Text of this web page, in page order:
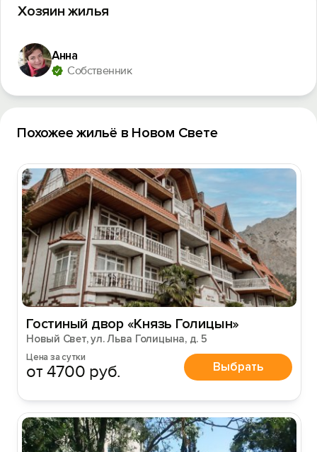
Хозяин жилья
Aннa
Собственник
Похожее жильё в Новом Свете
Гостиный двор «Князь Голицын»
Новый Свет, ул. Льва Голицына, д. 5
Цена за сутки
от 4700 руб. Выбрать